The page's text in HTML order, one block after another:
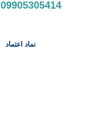
09905305414
نماد اعتماد